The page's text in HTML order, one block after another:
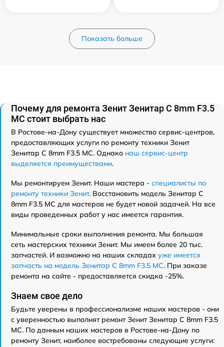
Показать больше
Почему для ремонта Зенит Зенитар C 8mm F3.5
МС стоит выбрать нас
В Ростове-на-Дону существует множество сервис-центров,
предоставляющих услуги по ремонту техники Зенит
Зенитар C 8mm F3.5 МС. Однако наш сервис-центр
выделяется преимуществами.
Мы ремонтируем Зенит. Наши мастера - специалисты по
ремонту техники Зенит. Восстановить модель Зенитар C
8mm F3.5 МС для мастеров не будет новой задачей. На все
виды проведенных работ у нас имеется гарантия.
Минимальные сроки выполнения ремонта. Мы большая
сеть мастерских техники Зенит. Мы имеем более 20 тыс.
запчастей. И возможно на наших складах уже имеется
запчасть на модель Зенитар C 8mm F3.5 МС. При заказе
ремонта на сайте - предоставляется скидка -25%.
Знаем свое дело
Будьте уверены в профессионализме наших мастеров - они
с уверенностью выполнят ремонт Зенит Зенитар C 8mm F3.5
МС. По данным наших мастеров в Ростове-на-Дону по
ремонту Зенит, наиболее востребованы следующие услуги: